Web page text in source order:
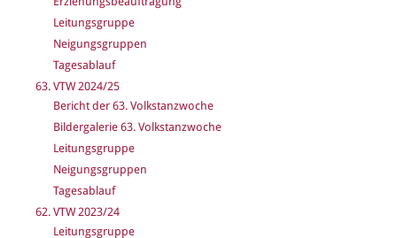
Leitungsgruppe
Neigungsgruppen
Tagesablauf
63. VTW 2024/25
Bericht der 63. Volkstanzwoche
Bildergalerie 63. Volkstanzwoche
Leitungsgruppe
Neigungsgruppen
Tagesablauf
62. VTW 2023/24
Leitungsgruppe